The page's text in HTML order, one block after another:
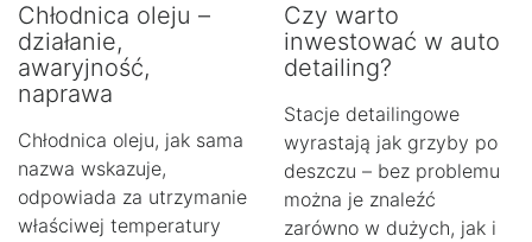
Chłodnica oleju –
działanie,
awaryjność,
naprawa
Chłodnica oleju, jak sama
nazwa wskazuje,
odpowiada za utrzymanie
właściwej temperatury
Czy warto
inwestować w auto
detailing?
Stacje detailingowe
wyrastają jak grzyby po
deszczu – bez problemu
można je znaleźć
zarówno w dużych, jak i